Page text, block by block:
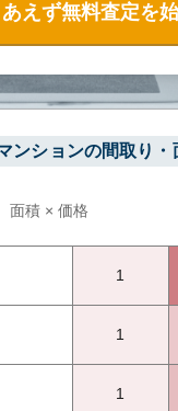
あえず無料査定を
ンションの間取り・
面積 × 価格
1
1
1